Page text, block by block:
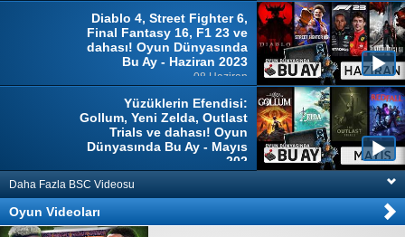
Diablo 4, Street Fighter 6,
Final Fantasy 16, F1 23 ve
dahası! Oyun Dünyasında
Bu Ay - Haziran 2023
08 Haziran
Yüzüklerin Efendisi:
Gollum, Yeni Zelda, Outlast
Trials ve dahası! Oyun
Dünyasında Bu Ay - Mayıs
202
Daha Fazla BSC Videosu
Oyun Videoları